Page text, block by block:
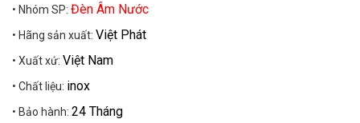
• Nhóm SP: Đèn Âm Nước
• Hãng sản xuất: Việt Phát
• Xuất xứ: Việt Nam
• Chất liệu: inox
• Bảo hành: 24 Tháng